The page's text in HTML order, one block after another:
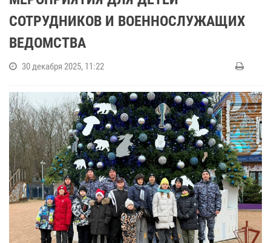
СОТРУДНИКОВ И ВОЕННОСЛУЖАЩИХ
ВЕДОМСТВА
30 декабря 2025, 11:22